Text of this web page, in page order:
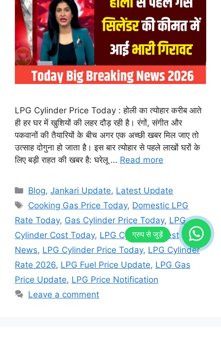
LPG Cylinder Price Today : होली का त्योहार करीब आते
ही हर घर में खुशियों की लहर दौड़ रही है। रंगों, संगीत और
पकवानों की तैयारियों के बीच अगर एक अच्छी खबर मिल जाए तो
उत्साह दोगुना हो जाता है। इस बार त्योहार से पहले लाखों घरों के
लिए बड़ी राहत की खबर है: घरेलू … Read more
Categories
Blog,Jankari Update, Latest Update
Tags
Cooking Gas Price Today, Domestic LPG
Rate Today, Gas Cylinder Price Today, LPG
Cylinder Cost Today, LPG Cylinder Latest
News, LPG Cylinder Price Today, LPG Cylinder
Rate 2026, LPG Fuel Price Update, LPG Gas
Price Update, LPG Price Notification
Leave a comment